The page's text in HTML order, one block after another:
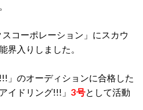
コーポレーション」にスカウ
界入りしました。
」のオーディションに合格した
イドリング!!!」 3号として活動